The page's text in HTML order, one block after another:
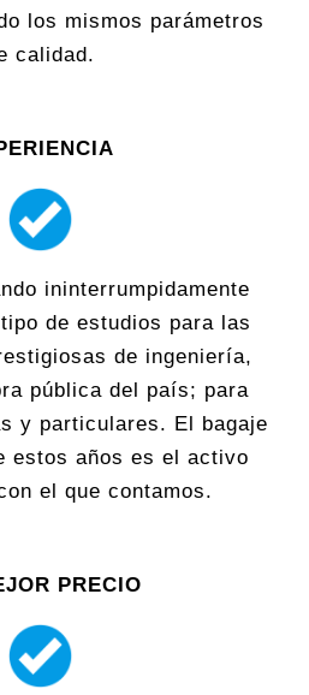
los mismos parámetros
calidad.
ininterrumpidamente
de estudios para las
de ingeniería,
pública del país; para
y particulares. El bagaje
estos años es el activo
el que contamos.
PRECIO